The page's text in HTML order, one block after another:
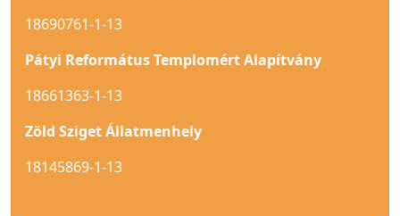
18690761-1-13
Pátyi Református Templomért Alapítvány
18661363-1-13
Zöld Sziget Állatmenhely
18145869-1-13